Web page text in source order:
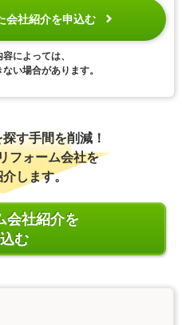
会社紹介を申込む
によっては、
い場合があります。
す手間を削減！
フォーム会社を
します。
会社紹介を
む